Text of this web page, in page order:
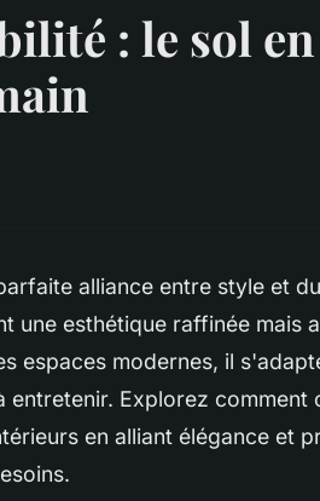
: le sol
alliance entre style et
une esthétique raffinée mais
espaces modernes, il
Explorez comment
en alliant élégance et